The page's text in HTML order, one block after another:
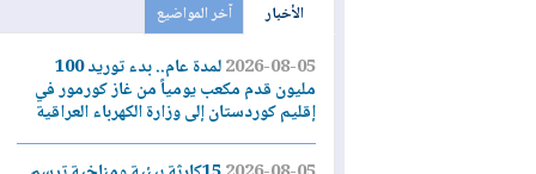
الأخبار آخر المواضيع
2026-08-05 لمدة عام.. بدء توريد 100
مليون قدم مكعب يومياً من غاز كورمور في
إقليم كوردستان إلى وزارة الكهرباء العراقية